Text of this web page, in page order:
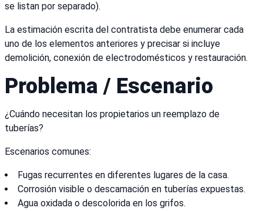
se listan por separado).
La estimación escrita del contratista debe enumerar cada
uno de los elementos anteriores y precisar si incluye
demolición, conexión de electrodomésticos y restauración.
Problema / Escenario
¿Cuándo necesitan los propietarios un reemplazo de
tuberías?
Escenarios comunes:
Fugas recurrentes en diferentes lugares de la casa.
Corrosión visible o descamación en tuberías expuestas.
Agua oxidada o descolorida en los grifos.